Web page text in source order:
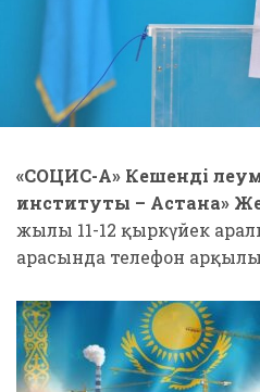
«СОЦИС-А» Кешенді
институты – Астана»
жылғы 11-12 қыркүйек
арасында телефон